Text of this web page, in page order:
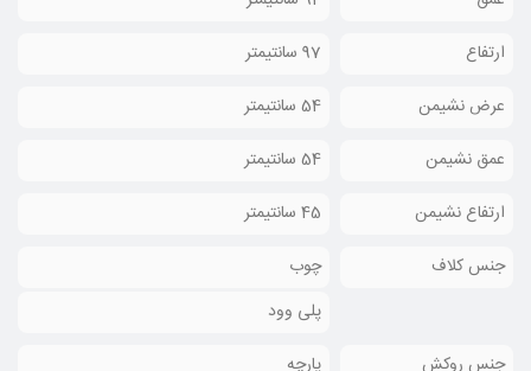
ارتفاع
97 سانتیمتر
عرض نشیمن
54 سانتیمتر
عمق نشیمن
54 سانتیمتر
ارتفاع نشیمن
45 سانتیمتر
جنس کلاف
چوب
پلی وود
جنس روکش
پارچه